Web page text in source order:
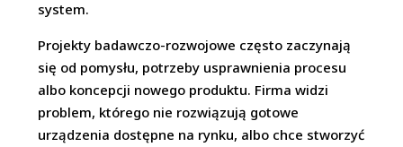
system.
Projekty badawczo-rozwojowe często zaczynają
się od pomysłu, potrzeby usprawnienia procesu
albo koncepcji nowego produktu. Firma widzi
problem, którego nie rozwiązują gotowe
urządzenia dostępne na rynku, albo chce stworzyć